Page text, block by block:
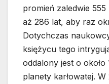
promień zaledwie
aż 286 lat, aby raz
Dotychczas
księżycu tego
oddalony jest o
planety karłowatej.